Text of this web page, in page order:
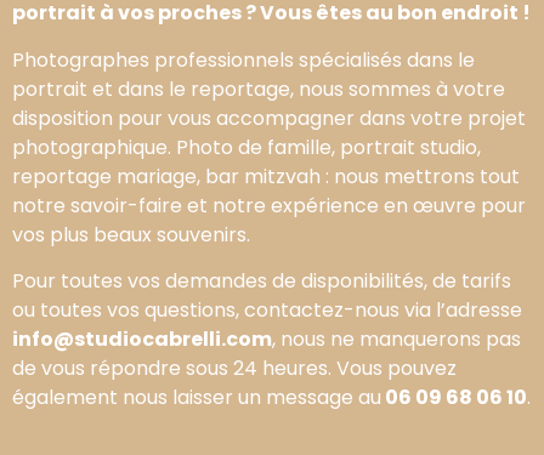
portrait à vos proches ? Vous êtes au bon endroit !
Photographes professionnels spécialisés dans le
portrait et dans le reportage, nous sommes à votre
disposition pour vous accompagner dans votre projet
photographique. Photo de famille, portrait studio,
reportage mariage, bar mitzvah : nous mettrons tout
notre savoir-faire et notre expérience en œuvre pour
vos plus beaux souvenirs.
Pour toutes vos demandes de disponibilités, de tarifs
ou toutes vos questions, contactez-nous via l’adresse
info@studiocabrelli.com, nous ne manquerons pas
de vous répondre sous 24 heures. Vous pouvez
également nous laisser un message au 06 09 68 06 10.